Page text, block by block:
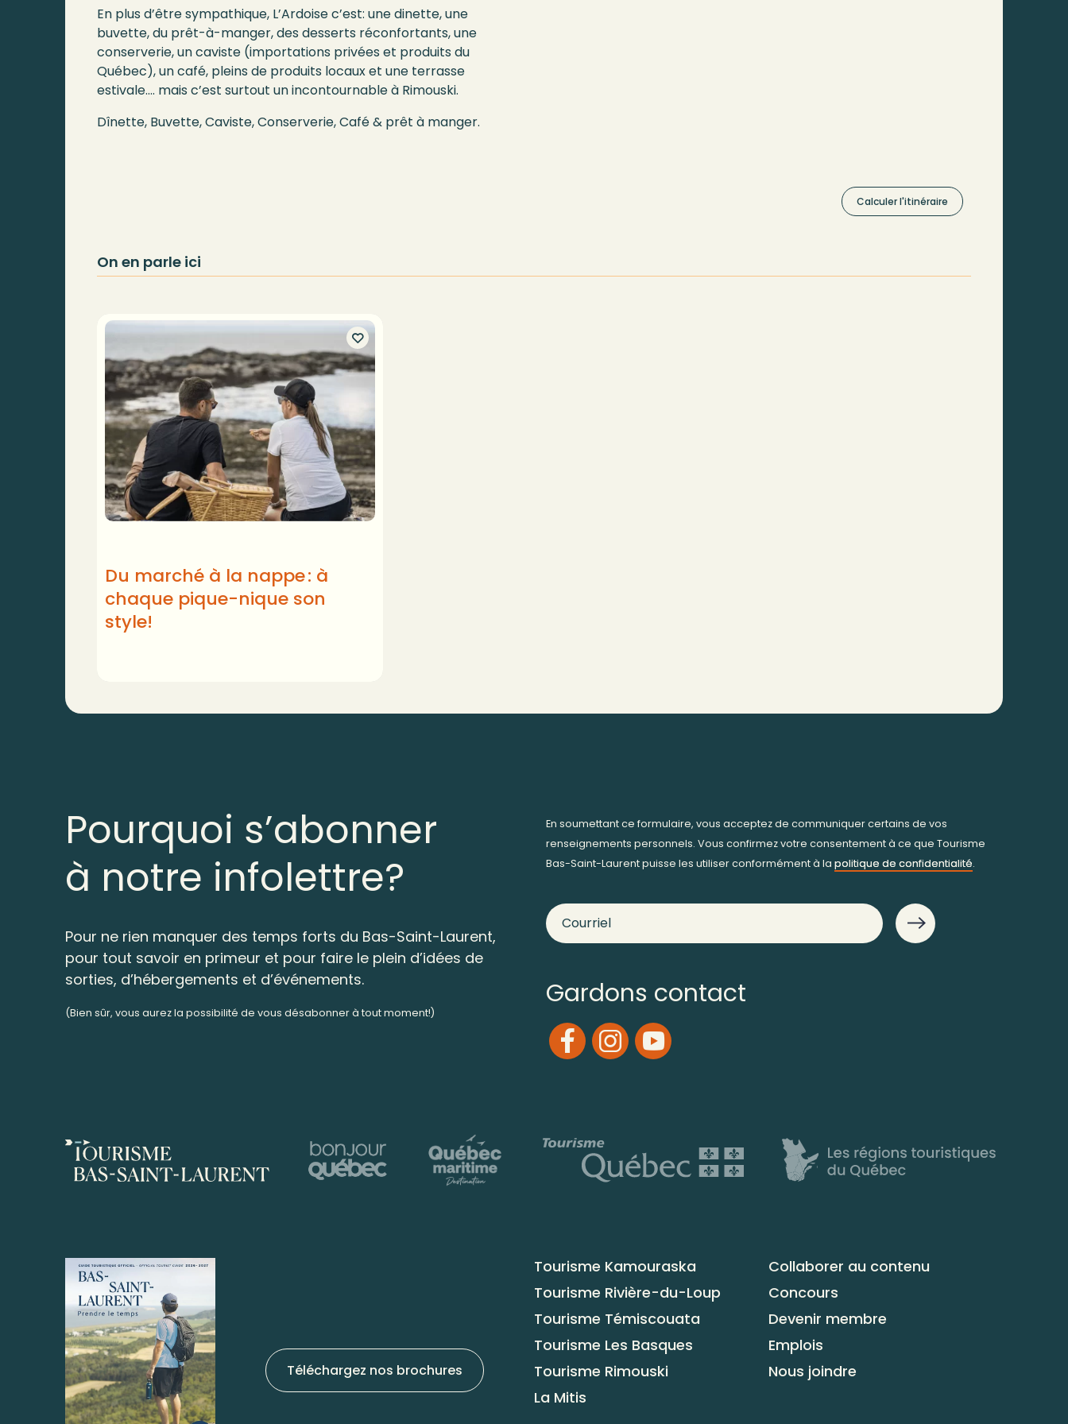
En plus d’être sympathique, L’Ardoise c’est: une dinette, une
buvette, du prêt-à-manger, des desserts réconfortants, une
conserverie, un caviste (importations privées et produits du
Québec), un café, pleins de produits locaux et une terrasse
estivale…. mais c’est surtout un incontournable à Rimouski.
Dînette, Buvette, Caviste, Conserverie, Café & prêt à manger.
Calculer l'itinéraire
On en parle ici
Du marché à la nappe : à
chaque pique-nique son
style!
Pourquoi s’abonner
à notre infolettre?
Pour ne rien manquer des temps forts du Bas-Saint-Laurent,
pour tout savoir en primeur et pour faire le plein d’idées de
sorties, d’hébergements et d’événements.
(Bien sûr, vous aurez la possibilité de vous désabonner à tout moment!)
En soumettant ce formulaire, vous acceptez de communiquer certains de vos
renseignements personnels. Vous confirmez votre consentement à ce que Tourisme
Bas-Saint-Laurent puisse les utiliser conformément à la politique de confidentialité.
Gardons contact
Téléchargez nos brochures
Tourisme Kamouraska
Tourisme Rivière-du-Loup
Tourisme Témiscouata
Tourisme Les Basques
Tourisme Rimouski
La Mitis
Collaborer au contenu
Concours
Devenir membre
Emplois
Nous joindre